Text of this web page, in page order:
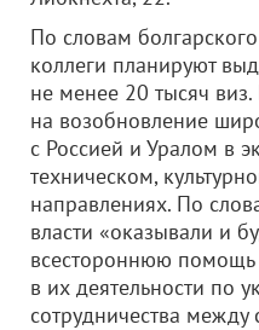
По словам
коллеги планируют
не менее 20 тысяч виз.
на возобновление
с Россией и Уралом в
техническом,
направлениях. По
власти «оказывали и
всестороннюю
в их деятельности по
сотрудничества